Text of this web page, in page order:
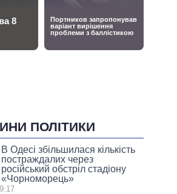
ПОЛІТИКИ
В Одесі збільшилася кількість
постраждалих через
російський обстріл стадіону
«Чорноморець»